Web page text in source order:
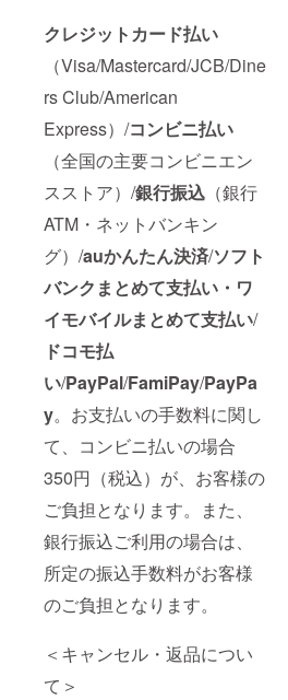
クレジットカード払い
（Visa/Mastercard/JCB/Dine
rs Club/American
Express）/コンビニ払い
（全国の主要コンビニエン
スストア）/銀行振込 （銀行
ATM・ネットバンキン
グ）/auかんたん決済/ソフト
バンクまとめて支払い・ワ
イモバイルまとめて支払い/
ドコモ払
い/PayPal/FamiPay/PayPa
y。お支払いの手数料に関し
て、コンビニ払いの場合
350円（税込）が、お客様の
ご負担となります。また、
銀行振込ご利用の場合は、
所定の振込手数料がお客様
のご負担となります。
＜キャンセル・返品につい
て＞